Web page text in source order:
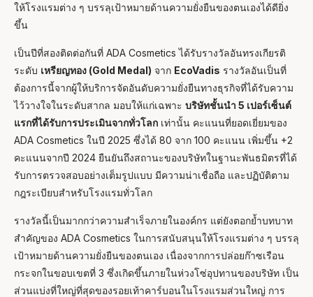
ให้โรงแรมต่าง ๆ บรรลุเป้าหมายด้านความยั่งยืนของตนเองได้ดียิ่ง
ขึ้น
เป็นปีที่สองติดต่อกันที่ ADA Cosmetics ได้รับรางวัลอันทรงเกียรติ
ระดับ เหรียญทอง (Gold Medal) จาก EcoVadis รางวัลอันเป็นที่
ต้องการนี้จากผู้ให้บริการจัดอันดับความยั่งยืนทางธุรกิจที่ได้รับความ
ไว้วางใจในระดับสากล มอบให้แก่เฉพาะ บริษัทชั้นนำ 5 เปอร์เซ็นต์
แรกที่ได้รับการประเมินจากทั่วโลก เท่านั้น คะแนนที่ยอดเยี่ยมของ
ADA Cosmetics ในปี 2025 ซึ่งได้ 80 จาก 100 คะแนน เพิ่มขึ้น +2
คะแนนจากปี 2024 ยืนยันถึงสถานะของบริษัทในฐานะพันธมิตรที่ได้
รับการตรวจสอบอย่างเต็มรูปแบบ มีความน่าเชื่อถือ และปฏิบัติตาม
กฎระเบียบสำหรับโรงแรมทั่วโลก
รางวัลนี้เป็นมากกว่าความสำเร็จภายในองค์กร แต่ยังตอกย้ำบทบาท
สำคัญของ ADA Cosmetics ในการสนับสนุนให้โรงแรมต่าง ๆ บรรลุ
เป้าหมายด้านความยั่งยืนของตนเอง เนื่องจากการปล่อยก๊าซเรือน
กระจกในขอบเขตที่ 3 ซึ่งเกิดขึ้นภายในห่วงโซ่อุปทานของบริษัท เป็น
ส่วนแบ่งที่ใหญ่ที่สุดของรอยเท้าคาร์บอนในโรงแรมส่วนใหญ่ การ
Ask Mira Mira
Hello and welcome! I'm Mira – your virtual
assistant and product consultant from ADA
Cosmetics. 😊 I'm here to help with any
questions about our hotel cosmetics
solutions. How can I assist you today?